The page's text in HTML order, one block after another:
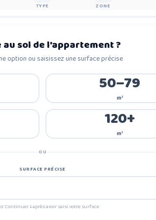
TYPE ZONE
au sol de l'appartement?
option ou saisissez une surface précise
50–79
m²
120+
m²
OU
SURFACE PRÉCISE
Continuer ↓ après avoir saisi votre surface